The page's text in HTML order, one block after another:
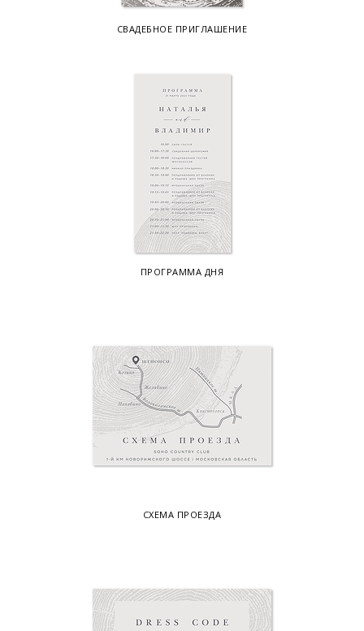
СВАДЕБНОЕ ПРИГЛАШЕНИЕ
ПРОГРАММА ДНЯ
СХЕМА ПРОЕЗДА